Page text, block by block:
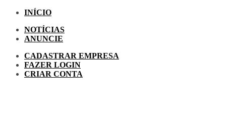
INÍCIO
NOTÍCIAS
ANUNCIE
CADASTRAR EMPRESA
FAZER LOGIN
CRIAR CONTA